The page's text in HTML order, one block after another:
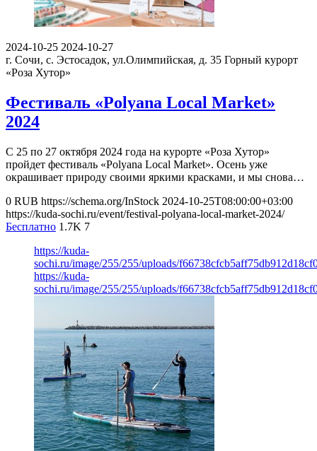
2024-10-25 2024-10-27
г. Сочи, с. Эстосадок, ул.Олимпийская, д. 35 Горный курорт
«Роза Хутор»
Фестиваль «Polyana Local Market»
2024
С 25 по 27 октября 2024 года на курорте «Роза Хутор»
пройдет фестиваль «Polyana Local Market». Осень уже
окрашивает природу своими яркими красками, и мы снова…
0 RUB https://schema.org/InStock 2024-10-25T08:00:00+03:00
https://kuda-sochi.ru/event/festival-polyana-local-market-2024/
Бесплатно 1.7K 7
https://kuda-
sochi.ru/image/255/255/uploads/
https://kuda-
sochi.ru/image/255/255/uploads/